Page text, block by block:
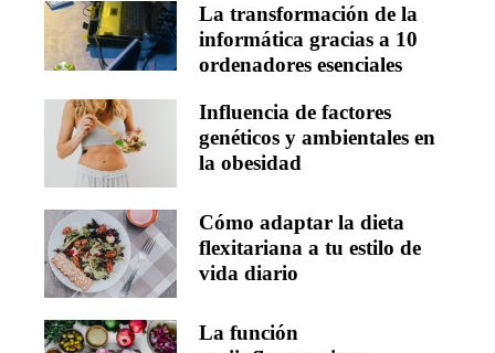
La transformación de la
informática gracias a 10
ordenadores esenciales
Influencia de factores
genéticos y ambientales en
la obesidad
Cómo adaptar la dieta
flexitariana a tu estilo de
vida diario
La función